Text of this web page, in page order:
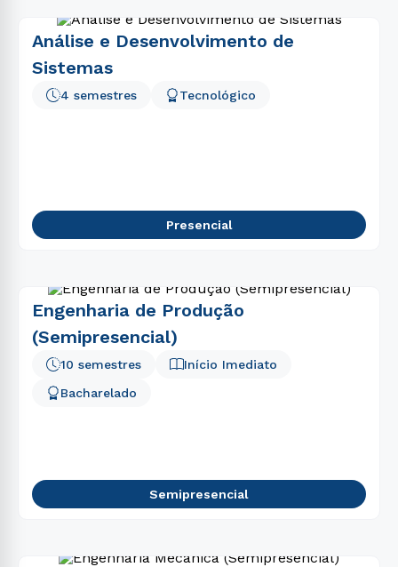
Análise e Desenvolvimento de
Sistemas
4 semestres Tecnológico
Presencial
Engenharia de Produção
(Semipresencial)
10 semestres
Início Imediato
Bacharelado
Semipresencial